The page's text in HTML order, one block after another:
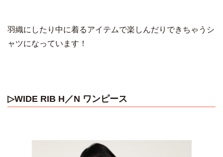
羽織にしたり中に着るアイテムで楽しんだりできちゃうシ
ャツになっています！
▷WIDE RIB H／N ワンピース